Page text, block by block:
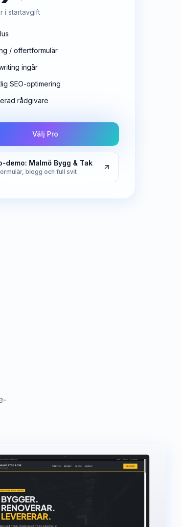
i startavgift
/ offertformulär
ingår
SEO-optimering
rådgivare
Välj Pro
demo: Malmö Bygg & Tak
blogg och full svit